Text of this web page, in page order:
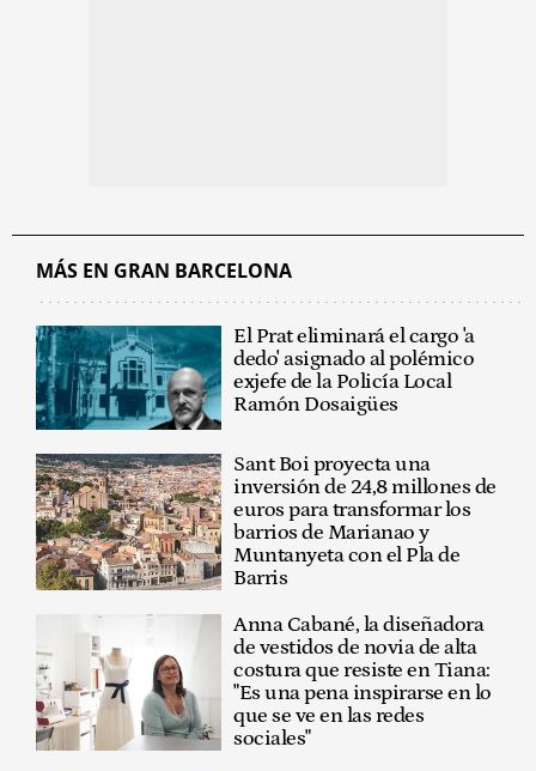
MÁS EN GRAN BARCELONA
El Prat eliminará el cargo 'a
dedo' asignado al polémico
exjefe de la Policía Local
Ramón Dosaigües
Sant Boi proyecta una
inversión de 24,8 millones de
euros para transformar los
barrios de Marianao y
Muntanyeta con el Pla de
Barris
Anna Cabané, la diseñadora
de vestidos de novia de alta
costura que resiste en Tiana:
"Es una pena inspirarse en lo
que se ve en las redes
sociales"